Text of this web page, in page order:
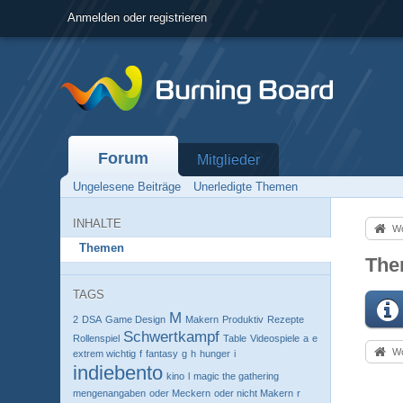
Anmelden oder registrieren
Forum Mitglieder
Ungelesene Beiträge Unerledigte Themen
INHALTE
Themen
TAGS
2 DSA Game Design M Makern Produktiv Rezepte
Rollenspiel Schwertkampf Table Videospiele a e
extrem wichtig f fantasy g h hunger i
indiebento kino l magic the gathering
mengenangaben oder Meckern oder nicht Makern r